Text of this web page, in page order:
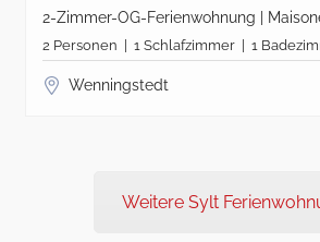
2-Zimmer-OG-Ferienwohnung |
2 Personen | 1 Schlafzimmer | 1
Wenningstedt
Weitere Sylt